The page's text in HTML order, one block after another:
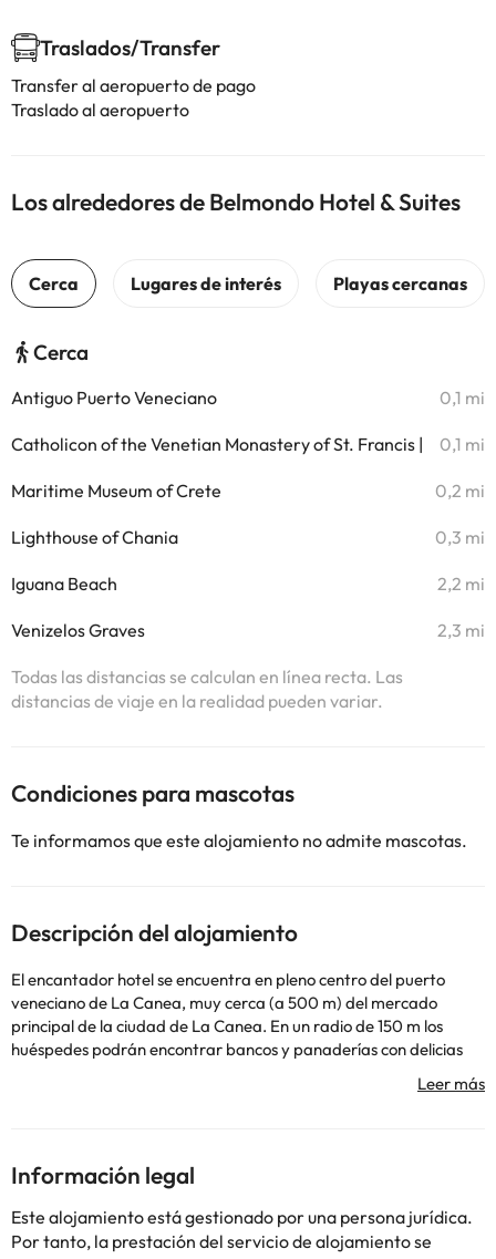
Traslados/Transfer
Transfer al aeropuerto de pago
Traslado al aeropuerto
Los alrededores de Belmondo Hotel & Suites
Cerca
Antiguo Puerto Veneciano 0,1 mi
Catholicon of the Venetian Monastery of St. Francis | 0,1 mi
Maritime Museum of Crete 0,2 mi
Lighthouse of Chania 0,3 mi
Iguana Beach 2,2 mi
Venizelos Graves 2,3 mi
Todas las distancias se calculan en línea recta. Las
distancias de viaje en la realidad pueden variar.
Condiciones para mascotas
Te informamos que este alojamiento no admite mascotas.
Descripción del alojamiento
El encantador hotel se encuentra en pleno centro del puerto
veneciano de La Canea, muy cerca (a 500 m) del mercado
principal de la ciudad de La Canea. En un radio de 150 m los
huéspedes podrán encontrar bancos y panaderías con delicias
restaurantes, 'tavernas' y la vida nocturna de la ciudad.
km del hotel. Este hotel es un lugar con personalidad propia. Se
trata de una expresión de privacidad total, elegancia, confort y
un gran placer estético. La combinación de piedra y madera con
los colores y el estilo típico veneciano, las réplicas de obras de
Información legal
Este alojamiento está gestionado por una persona jurídica.
Por tanto, la prestación del servicio de alojamiento se